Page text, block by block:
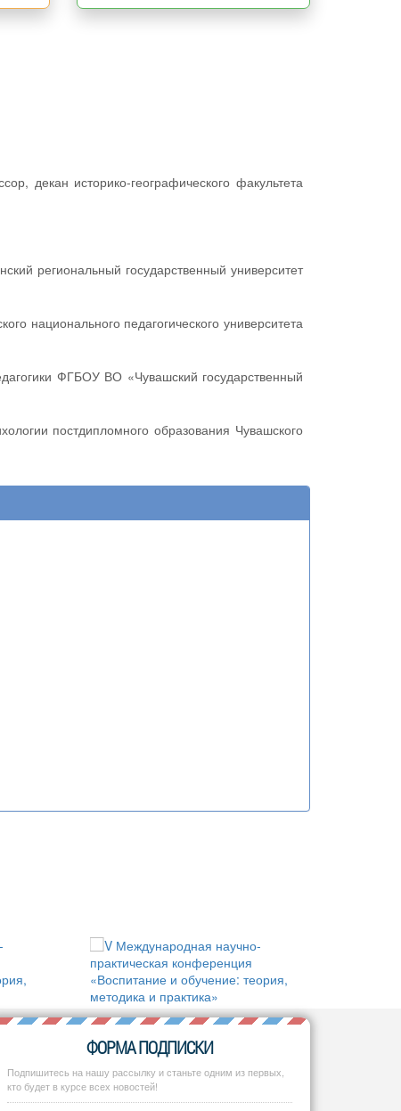
ФОРМА ПОДПИСКИ
Подпишитесь на нашу рассылку и станьте одним из первых,
кто будет в курсе всех новостей!